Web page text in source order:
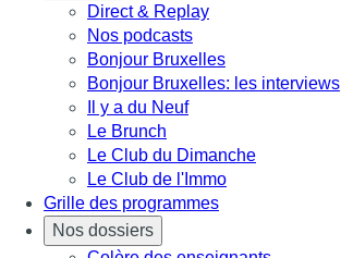
Direct & Replay
Nos podcasts
Bonjour Bruxelles
Bonjour Bruxelles: les interviews
Il y a du Neuf
Le Brunch
Le Club du Dimanche
Le Club de l'Immo
Grille des programmes
Nos dossiers